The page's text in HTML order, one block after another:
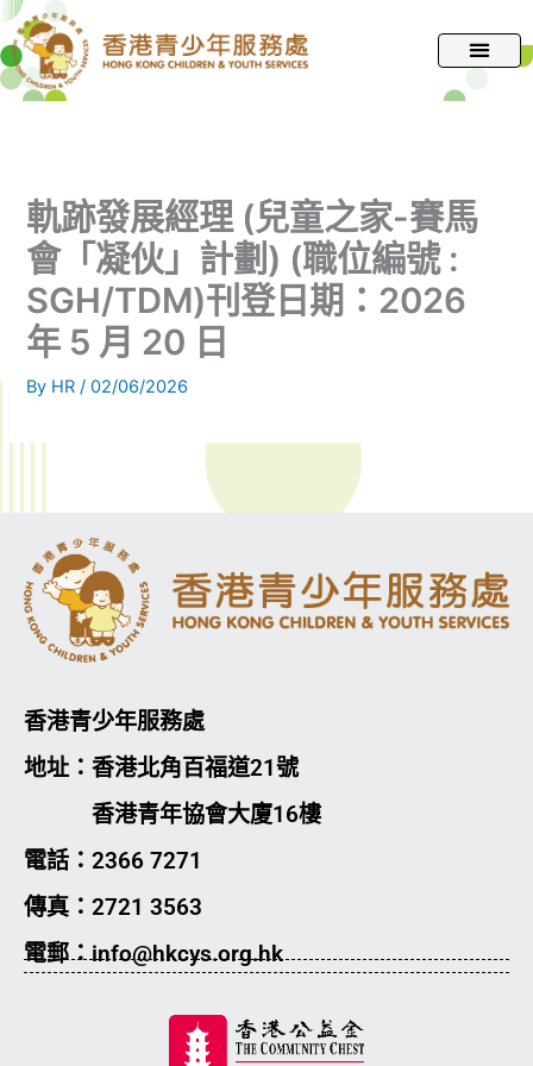
跳
至
主
軌跡發展經理 (兒童之家-賽馬
會「凝伙」計劃) (職位編號 :
SGH/TDM)刊登日期：2026
年 5 月 20 日
By HR/02/06/2026
香港青少年服務處
地址：香港北角百福道21號
香港青年協會大廈16樓
電話：2366 7271
傳真：2721 3563
電郵：info@hkcys.org.hk